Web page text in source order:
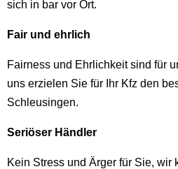
sich in bar vor Ort.
Fair und ehrlich
Fairness und Ehrlichkeit sind für
uns erzielen Sie für Ihr Kfz den
Schleusingen.
Seriöser Händler
Kein Stress und Ärger für Sie, wir